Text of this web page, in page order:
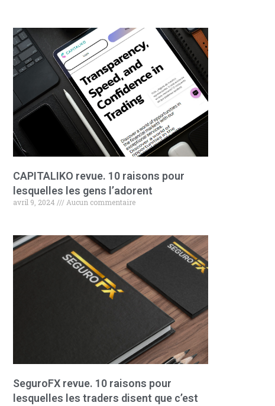
CAPITALIKO revue. 10 raisons pour
lesquelles les gens l’adorent
avril 9, 2024 Aucun commentaire
SeguroFX revue. 10 raisons pour
lesquelles les traders disent que c’est